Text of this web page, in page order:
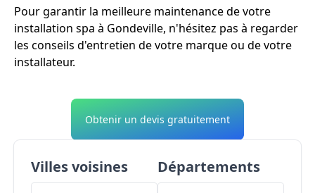
Pour garantir la meilleure maintenance de votre
installation spa à Gondeville, n'hésitez pas à regarder
les conseils d'entretien de votre marque ou de votre
installateur.
Obtenir un devis gratuitement
Villes voisines Départements